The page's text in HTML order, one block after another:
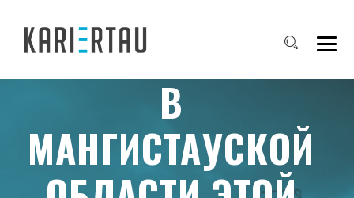
В
МАНГИСТАУСКОЙ